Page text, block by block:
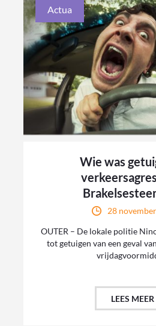
Actua
Wie was
28
OUTER – De lokale politie
tot getuigen van een geval
LEES MEER